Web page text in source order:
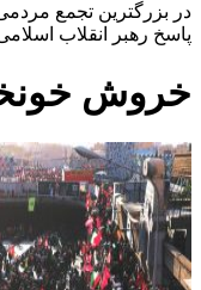
در بزرگترین تجمع
پاسخ رهبر انقلاب
خروش